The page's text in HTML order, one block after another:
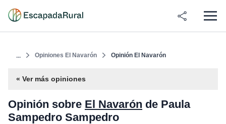
... Opiniones El Navarón Opinión El Navarón
« Ver más opiniones
Opinión sobre El Navarón de Paula
Sampedro Sampedro